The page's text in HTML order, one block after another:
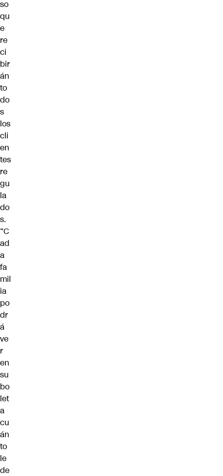
so
qu
e
re
ci
bir
án
to
do
s
los
cli
en
tes
re
gu
la
do
s.
“C
ad
a
fa
mil
ia
po
dr
á
ve
r
en
su
bo
let
a
cu
án
to
le
de